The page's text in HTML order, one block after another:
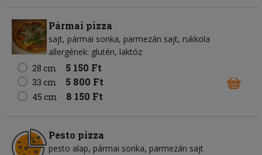
Pármai pizza
sajt pármai sonka parmezán sajt rukkola
allergének: glutén, laktóz
28 cm
5 150 Ft
33 cm 5 800 Ft
45 cm 8 150 Ft
Pesto pizza
pesto alap pármai sonka parmezán sajt